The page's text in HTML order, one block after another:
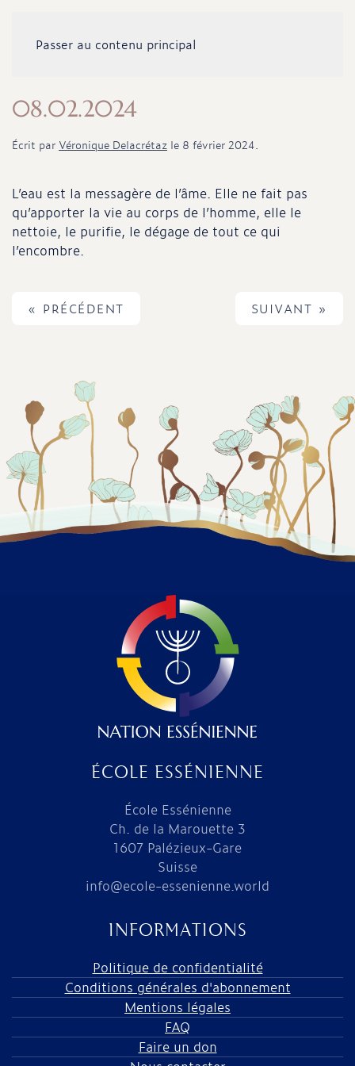
Passer au contenu principal
08.02.2024
Écrit par Véronique Delacrétaz le 8 février 2024.
L’eau est la messagère de l’âme. Elle ne fait pas
qu’apporter la vie au corps de l’homme, elle le
nettoie, le purifie, le dégage de tout ce qui
l’encombre.
« PRÉCÉDENT SUIVANT »
ÉCOLE ESSÉNIENNE
École Essénienne
Ch. de la Marouette 3
1607 Palézieux-Gare
Suisse
info@ecole-essenienne.world
INFORMATIONS
Politique de confidentialité
Conditions générales d'abonnement
Mentions légales
FAQ
Faire un don